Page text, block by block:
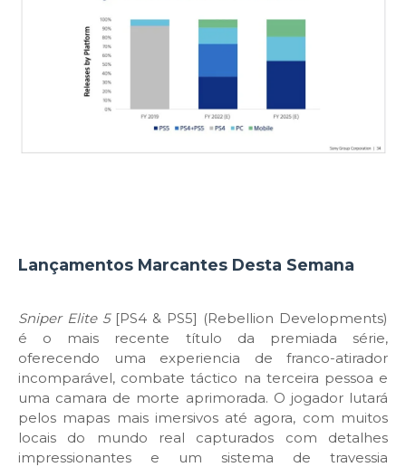
Lançamentos Marcantes Desta Semana
Sniper Elite 5[PS4 & PS5] (Rebellion Developments)
é o mais recente título da premiada série,
oferecendo uma experiencia de franco-atirador
incomparável, combate táctico na terceira pessoa e
uma camara de morte aprimorada. O jogador lutará
pelos mapas mais imersivos até agora, com muitos
locais do mundo real capturados com detalhes
impressionantes e um sistema de travessia